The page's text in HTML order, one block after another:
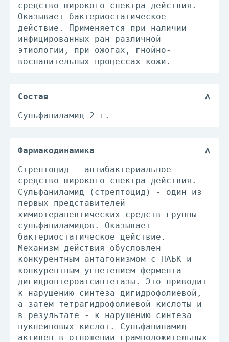
средство широкого спектра действия.
Оказывает бактериостатическое
действие. Применяется при наличии
инфицированных ран различной
этиологии, при ожогах, гнойно-
воспалительных процессах кожи.
Состав
Сульфаниламид 2 г.
Фармакодинамика
Стрептоцид - антибактериальное
средство широкого спектра действия.
Сульфаниламид (стрептоцид) - один из
первых представителей
химиотерапевтических средств группы
сульфаниламидов. Оказывает
бактериостатическое действие.
Механизм действия обусловлен
конкурентным антагонизмом с ПАБК и
конкурентным угнетением фермента
дигидроптероатсинтетазы. Это приводит
к нарушению синтеза дигидрофолиевой,
а затем тетрагидрофолиевой кислоты и
в результате - к нарушению синтеза
нуклеиновых кислот. Сульфаниламид
активен в отношении грамположительных